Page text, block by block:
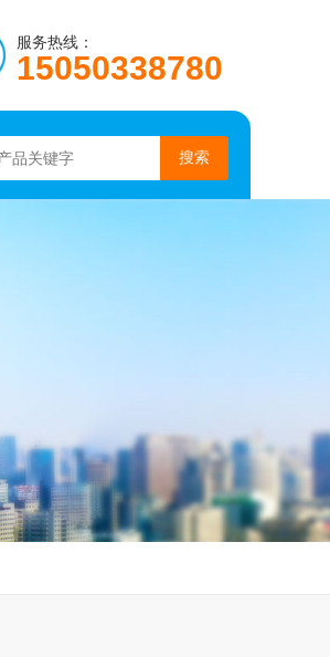
服务热线：
15050338780